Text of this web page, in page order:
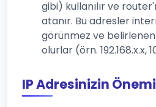
gibi) kullanılır ve
atanır. Bu adresler
görünmez ve
olurlar (örn. 192.168.x.x,
IP Adresinizin Önemi